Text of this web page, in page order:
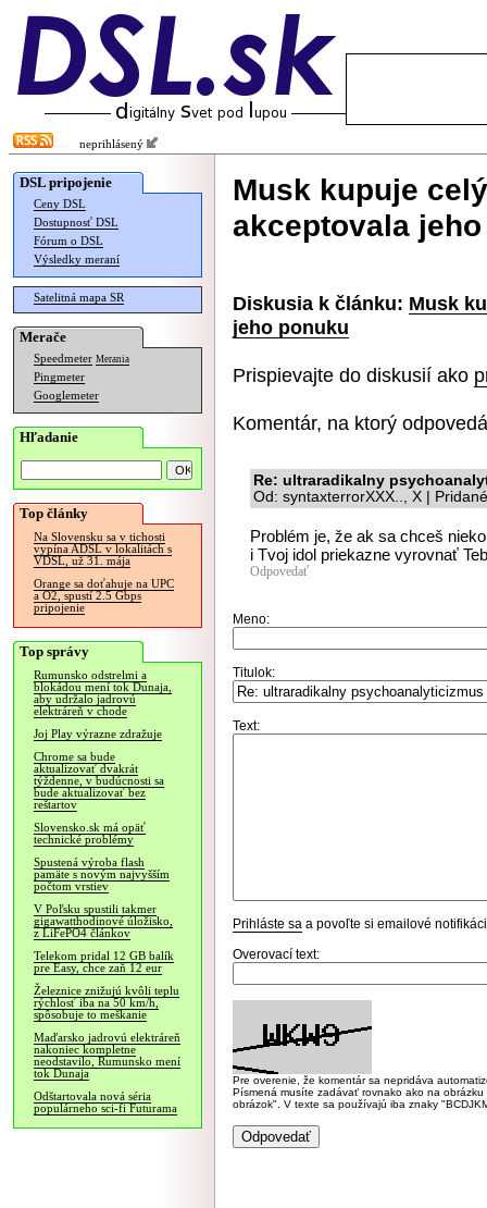
neprihlásený
DSL pripojenie
Ceny DSL
Dostupnosť DSL
Fórum o DSL
Výsledky meraní
Satelitná mapa SR
Merače
Speedmeter Merania
Pingmeter
Googlemeter
Hľadanie
Top články
Na Slovensku sa v tichosti
vypína ADSL v lokalitách s
VDSL, už 31. mája
Orange sa doťahuje na UPC
a O2, spustí 2.5 Gbps
pripojenie
Top správy
Rumunsko odstrelmi a
blokádou mení tok Dunaja,
aby udržalo jadrovú
elektráreň v chode
Joj Play výrazne zdražuje
Chrome sa bude
aktualizovať dvakrát
týždenne, v budúcnosti sa
bude aktualizovať bez
reštartov
Slovensko.sk má opäť
technické problémy
Spustená výroba flash
pamäte s novým najvyšším
počtom vrstiev
V Poľsku spustili takmer
gigawatthodinové úložisko,
z LiFePO4 článkov
Telekom pridal 12 GB balík
pre Easy, chce zaň 12 eur
Železnice znižujú kvôli teplu
rýchlosť iba na 50 km/h,
spôsobuje to meškanie
Maďarsko jadrovú elektráreň
nakoniec kompletne
neodstavilo, Rumunsko mení
tok Dunaja
Odštartovala nová séria
populárneho sci-fi Futurama
Musk kupuje
akceptovala
Diskusia k článku: Musk
jeho ponuku
Prispievajte do diskusií ako
Komentár, na ktorý
Re: ultraradikalny
Od: syntaxterrorXXX.., X |
Problém je, že ak sa chceš
i Tvoj idol priekazne vyrovnať
Odpovedať
Meno:
Titulok:
Text:
Prihláste sa a povoľte si emailové
Overovací text:
Pre overenie, že komentár sa nepridáva
Písmená musíte zadávať rovnako ako na
obrázok". V texte sa používajú iba znaky